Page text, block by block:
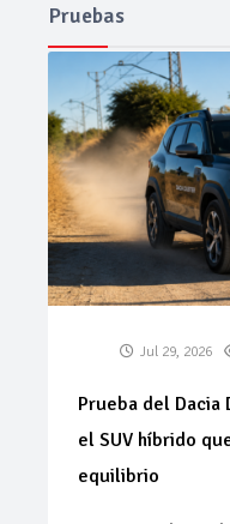
Pruebas
Jul 29, 2026
Prueba del Dacia
el SUV híbrido
equilibrio